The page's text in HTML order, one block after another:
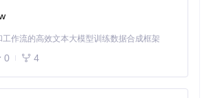
在10ms以内，为实时控制提供了可靠保
PCB电路板，集成了CAN-FD通信接口和
多关节协同控制
工作流的高效文本大模型训练数据合成框架
0 4